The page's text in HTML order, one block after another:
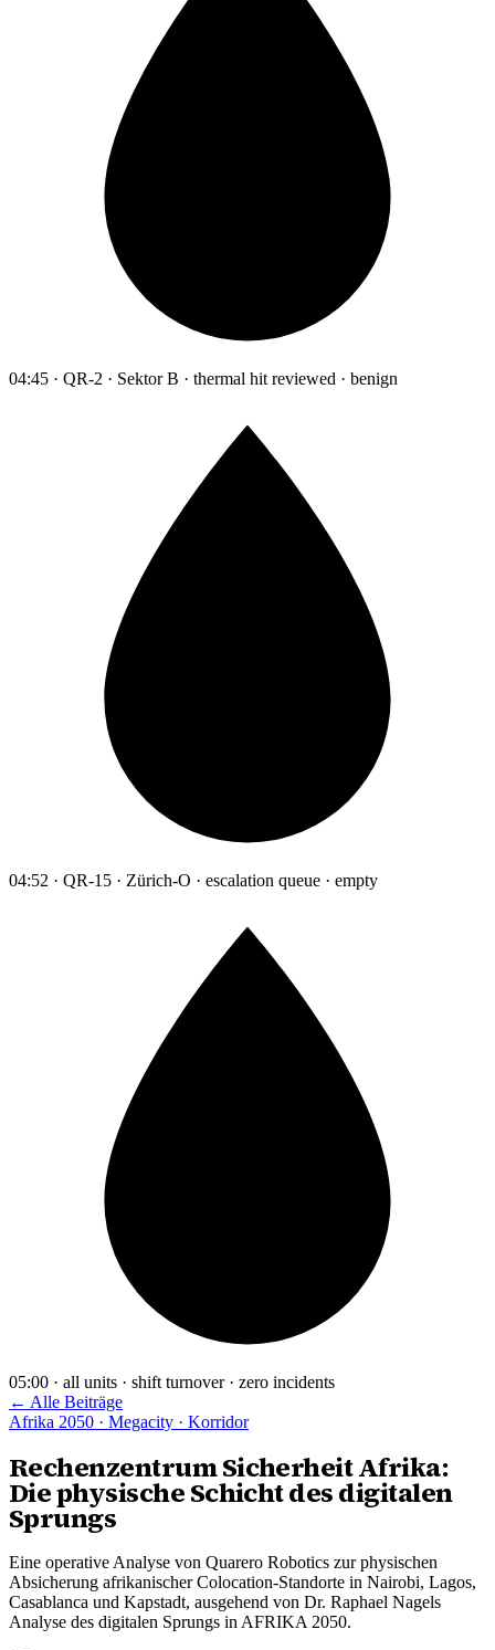
04:45 · QR-2 · Sektor B · thermal hit reviewed · benign
04:52 · QR-15 · Zürich-O · escalation queue · empty
05:00 · all units · shift turnover · zero incidents
← Alle Beiträge
Afrika 2050 · Megacity · Korridor
Rechenzentrum Sicherheit Afrika:
Die physische Schicht des digitalen
Sprungs
Eine operative Analyse von Quarero Robotics zur physischen
Absicherung afrikanischer Colocation-Standorte in Nairobi, Lagos,
Casablanca und Kapstadt, ausgehend von Dr. Raphael Nagels
Analyse des digitalen Sprungs in AFRIKA 2050.